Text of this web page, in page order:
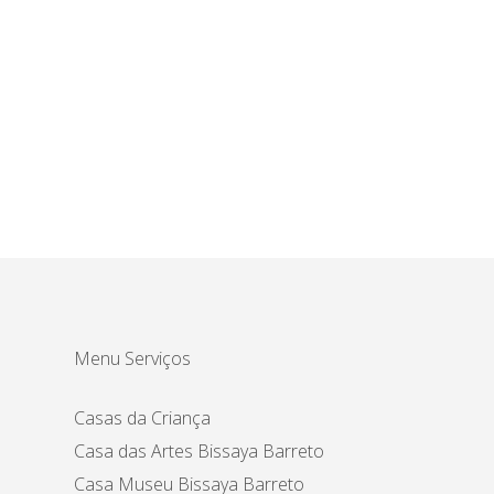
Menu Serviços
Casas da Criança
Casa das Artes Bissaya Barreto
Casa Museu Bissaya Barreto